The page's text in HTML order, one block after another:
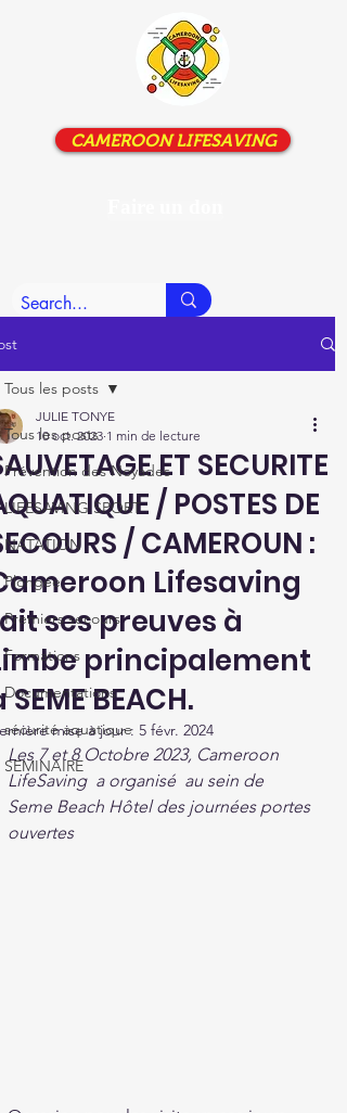
CAMEROON LIFESAVING
Tous les posts
Prévention des Noyades
LIFESAVING SPORT
NATATION
Plongée
Premiers secours
Formations
Documentations
sécurité aquatique
SEMINAIRE
Tous les posts
ET SECURITE
/ POSTES DE
/ CAMEROUN :
Lifesaving
ses preuves à
principalement
SEME BEACH.
JULIE TONYE
10 oct. 2023 1 min de lecture
mise à jour : 5 févr. 2024
Les 7 et 8 Octobre 2023, Cameroon
LifeSaving  a organisé  au sein de
Seme Beach Hôtel des journées portes
ouvertes